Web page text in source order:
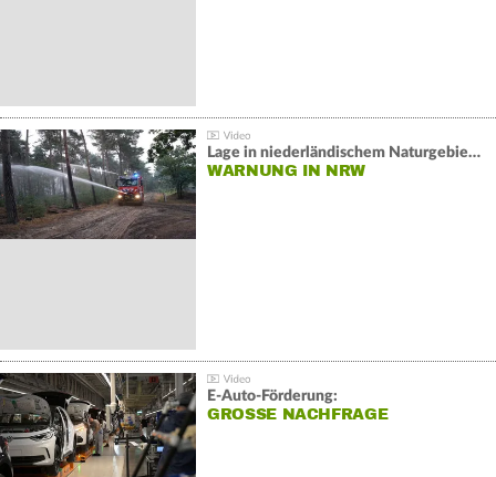
Lage in niederländischem Naturgebiet stabil
WARNUNG IN NRW
E-Auto-Förderung:
GROSSE NACHFRAGE